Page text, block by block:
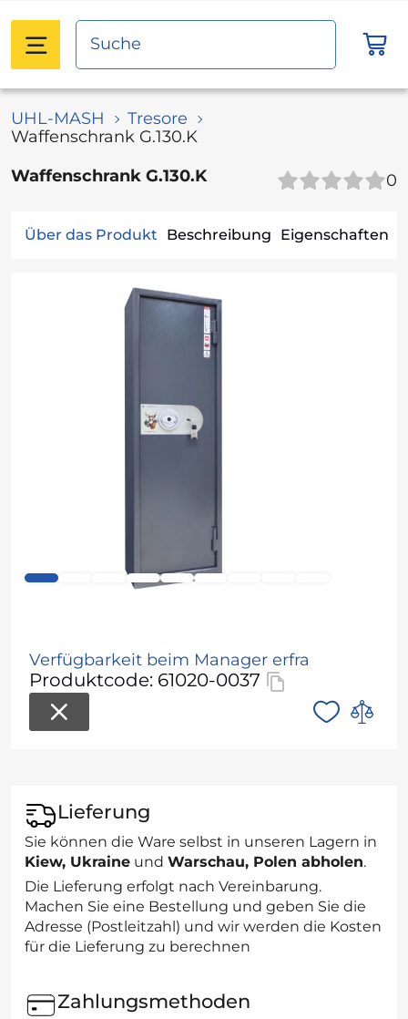
UHL-MASH
Tresore
Waffenschrank G.130.K
Waffenschrank G.130.K
0
Über das Produkt Beschreibung Eigenschaften
Verfügbarkeit beim Manager erfra
Produktcode: 61020-0037
Lieferung
Sie können die Ware selbst in unseren Lagern in
Kiew, Ukraine und Warschau, Polen abholen.
Die Lieferung erfolgt nach Vereinbarung.
Machen Sie eine Bestellung und geben Sie die
Adresse (Postleitzahl) und wir werden die Kosten
für die Lieferung zu berechnen
Zahlungsmethoden